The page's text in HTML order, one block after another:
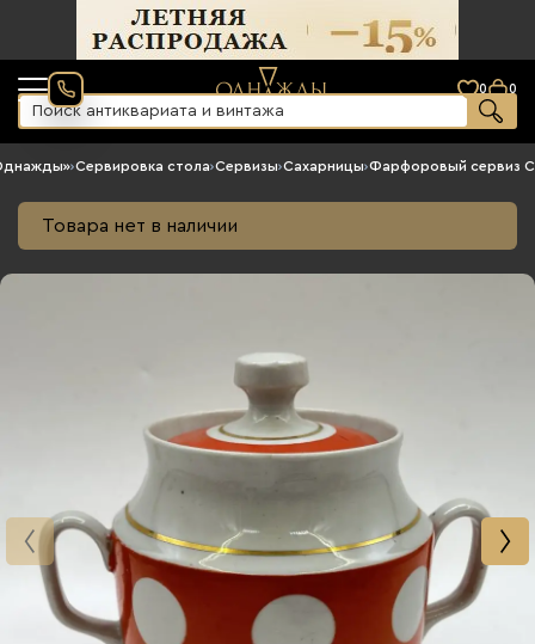
0 0
›Сервировка стола›Сервизы›Сахарницы›Фарфоровый сервиз
Товара нет в наличии